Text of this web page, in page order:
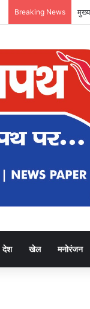
Breaking News
देश खेल मनोरंजन